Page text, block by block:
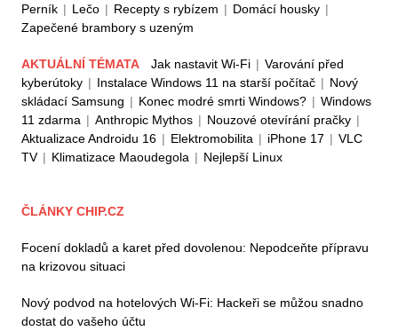
Perník | Lečo | Recepty s rybízem | Domácí housky |
Zapečené brambory s uzeným
AKTUÁLNÍ TÉMATA Jak nastavit Wi-Fi | Varování před
kyberútoky | Instalace Windows 11 na starší počítač | Nový
skládací Samsung | Konec modré smrti Windows? | Windows
11 zdarma | Anthropic Mythos | Nouzové otevírání pračky |
Aktualizace Androidu 16 | Elektromobilita | iPhone 17 | VLC
TV | Klimatizace Maoudegola | Nejlepší Linux
ČLÁNKY CHIP.CZ
Focení dokladů a karet před dovolenou: Nepodceňte přípravu
na krizovou situaci
Nový podvod na hotelových Wi-Fi: Hackeři se můžou snadno
dostat do vašeho účtu